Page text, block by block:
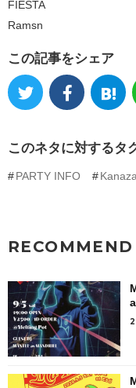
FIESTA
Ramsn
この記事をシェア
このネタに対するタ
PARTY INFO